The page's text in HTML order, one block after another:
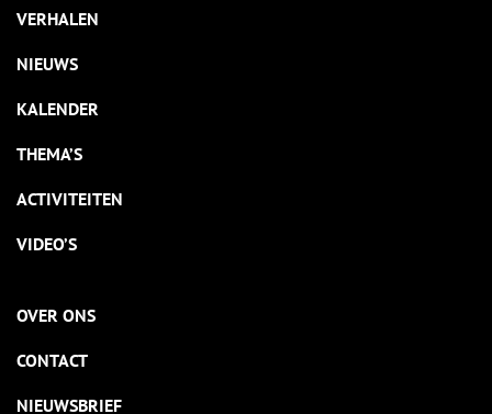
VERHALEN
NIEUWS
KALENDER
THEMA’S
ACTIVITEITEN
VIDEO’S
OVER ONS
CONTACT
NIEUWSBRIEF